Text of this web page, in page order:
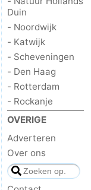
Duin
- Noordwijk
- Katwijk
- Scheveningen
- Den Haag
- Rotterdam
- Rockanje
OVERIGE
Adverteren
Over ons